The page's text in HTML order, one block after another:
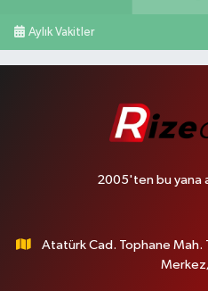
Aylık Vakitler
2005'ten bu yana
Atatürk Cad. Tophane Mah.